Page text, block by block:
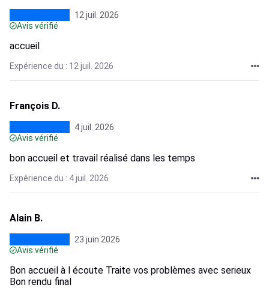
12 juil. 2026
Avis vérifié
accueil
Expérience du : 12 juil. 2026
François D.
4 juil. 2026
Avis vérifié
bon accueil et travail réalisé dans les temps
Expérience du : 4 juil. 2026
Alain B.
23 juin 2026
Avis vérifié
Bon accueil à l écoute Traite vos problèmes avec serieux
Bon rendu final